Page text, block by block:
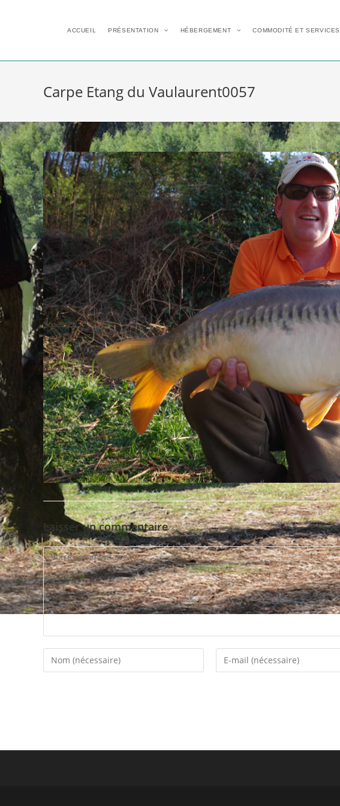
ACCUEIL PRÉSENTATION HÉBERGEMENT COMMODITÉ ET SERVICES
Carpe Etang du Vaulaurent0057
Laisser un commentaire